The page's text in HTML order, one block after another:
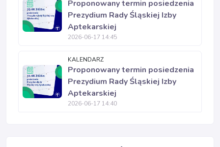
Proponowany termin posiedzenia
Prezydium Rady Śląskiej Izby
Aptekarskiej
2026-06-17 14:45
KALENDARZ
Proponowany termin posiedzenia
Prezydium Rady Śląskiej Izby
Aptekarskiej
2026-06-17 14:40